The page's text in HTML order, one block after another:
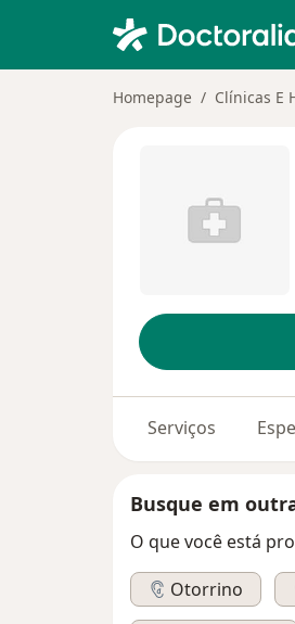
Homepage Clínicas E
Serviços
Busque em
O que você está
Otorrino